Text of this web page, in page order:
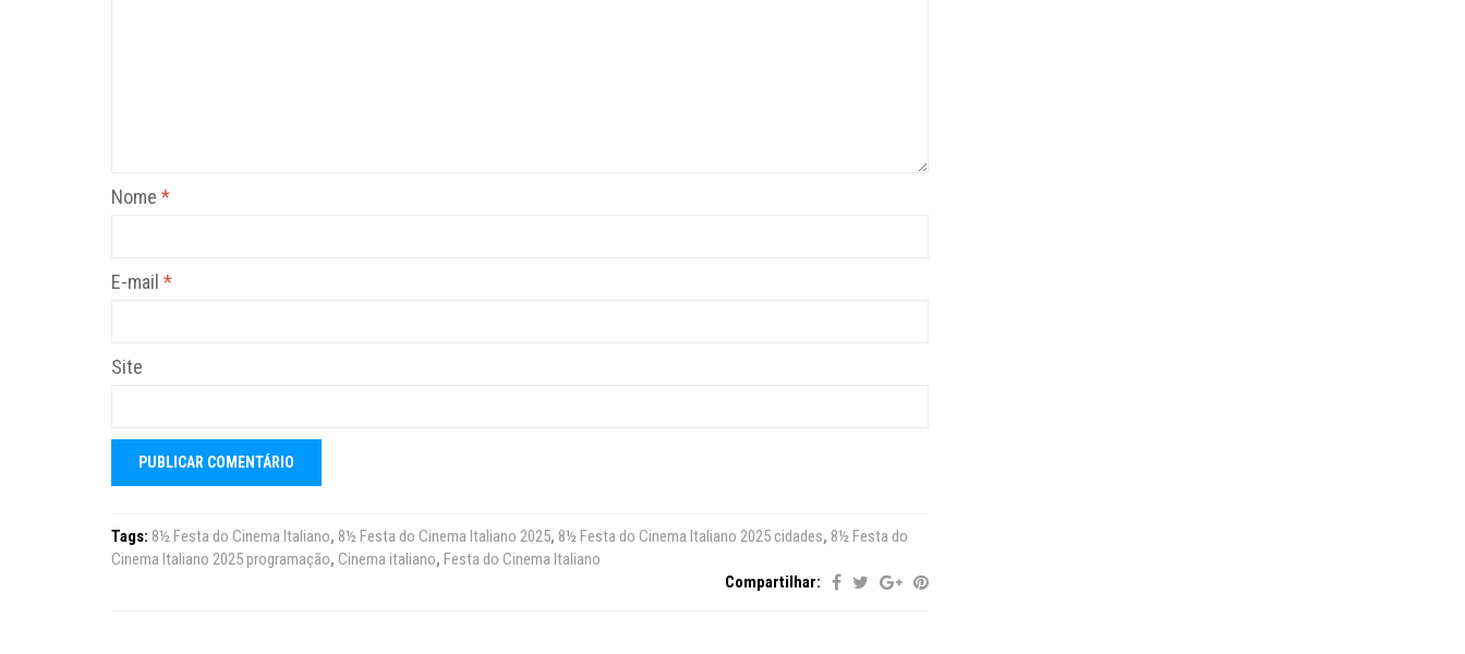
Nome *
E-mail *
Site
Tags: 8½ Festa do Cinema Italiano, 8½ Festa do Cinema Italiano 2025, 8½ Festa do Cinema Italiano 2025 cidades, 8½ Festa do
Cinema Italiano 2025 programação, Cinema italiano, Festa do Cinema Italiano
Compartilhar: